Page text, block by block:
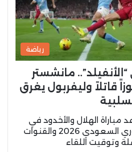
رياضة
مانشستر
قاتلاً وليفربول يغرق
مباراة الهلال والأخدود في
الدوري السعودي 2026 والقنوات
وتوقيت اللقاء